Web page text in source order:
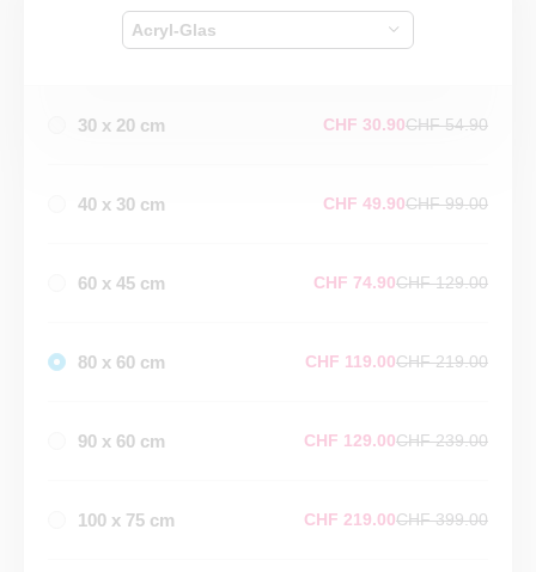
Acryl-Glas
30 x 20 cm CHF 30.90CHF 54.90
40 x 30 cm CHF 49.90CHF 99.00
60 x 45 cm CHF 74.90CHF 129.00
80 x 60 cm CHF 119.00CHF 219.00
90 x 60 cm CHF 129.00CHF 239.00
100 x 75 cm CHF 219.00CHF 399.00